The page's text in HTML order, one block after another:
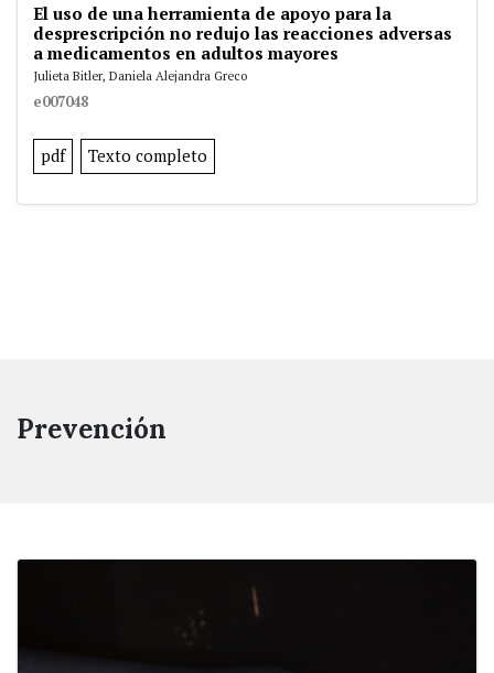
El uso de una herramienta de apoyo para la
desprescripción no redujo las reacciones adversas
a medicamentos en adultos mayores
Julieta Bitler, Daniela Alejandra Greco
e007048
pdf Texto completo
Prevención